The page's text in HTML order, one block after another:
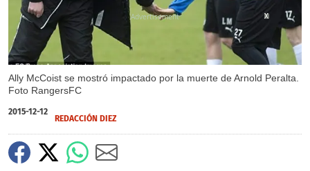
Ally McCoist se mostró impactado por la muerte de Arnold Peralta.
Foto RangersFC
X
X
2015-12-12
REDACCIÓN DIEZ